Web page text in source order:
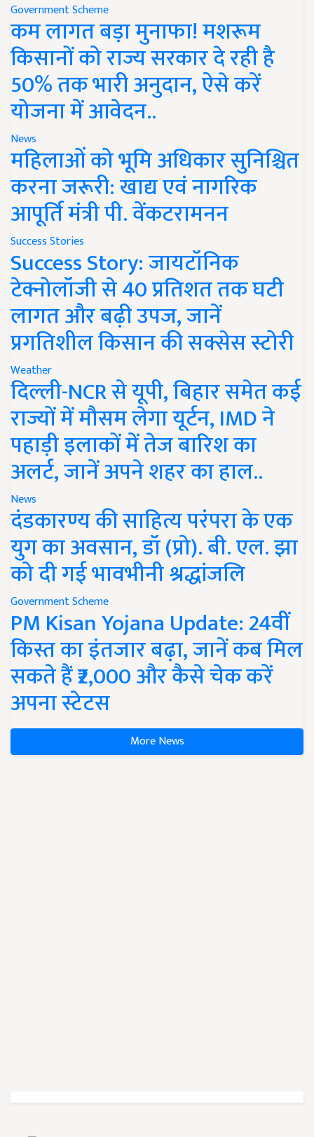
Government Scheme
कम लागत बड़ा मुनाफा! मशरूम
किसानों को राज्य सरकार दे रही है
50% तक भारी अनुदान, ऐसे करें
योजना में आवेदन..
News
महिलाओं को भूमि अधिकार सुनिश्चित
करना जरूरी: खाद्य एवं नागरिक
आपूर्ति मंत्री पी. वेंकटरामनन
Success Stories
Success Story: जायटॉनिक
टेक्नोलॉजी से 40 प्रतिशत तक घटी
लागत और बढ़ी उपज, जानें
प्रगतिशील किसान की सक्सेस स्टोरी
Weather
दिल्ली-NCR से यूपी, बिहार समेत कई
राज्यों में मौसम लेगा यूर्टन, IMD ने
पहाड़ी इलाकों में तेज बारिश का
अलर्ट, जानें अपने शहर का हाल..
News
दंडकारण्य की साहित्य परंपरा के एक
युग का अवसान, डॉ (प्रो). बी. एल. झा
को दी गई भावभीनी श्रद्धांजलि
Government Scheme
PM Kisan Yojana Update: 24वीं
किस्त का इंतजार बढ़ा, जानें कब मिल
सकते हैं ₹2,000 और कैसे चेक करें
अपना स्टेटस
More News